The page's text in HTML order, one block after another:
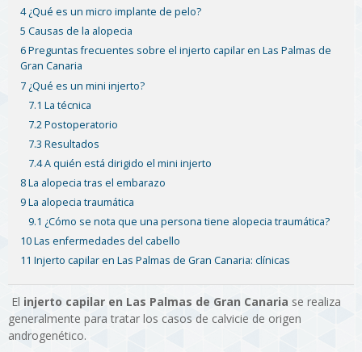
4 ¿Qué es un micro implante de pelo?
5 Causas de la alopecia
6 Preguntas frecuentes sobre el injerto capilar en Las Palmas de
Gran Canaria
7 ¿Qué es un mini injerto?
7.1 La técnica
7.2 Postoperatorio
7.3 Resultados
7.4 A quién está dirigido el mini injerto
8 La alopecia tras el embarazo
9 La alopecia traumática
9.1 ¿Cómo se nota que una persona tiene alopecia traumática?
10 Las enfermedades del cabello
11 Injerto capilar en Las Palmas de Gran Canaria: clínicas
El injerto capilar en Las Palmas de Gran Canaria se realiza
generalmente para tratar los casos de calvicie de origen
androgenético.